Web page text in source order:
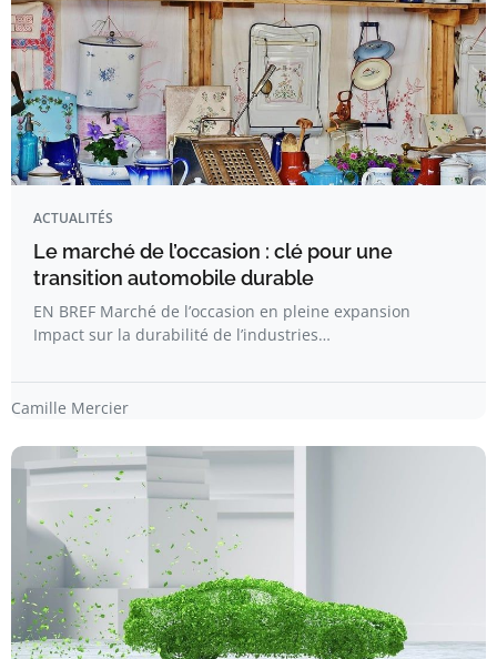
ACTUALITÉS
Le marché de l’occasion : clé pour une
transition automobile durable
EN BREF Marché de l’occasion en pleine expansion
Impact sur la durabilité de l’industries…
Camille Mercier